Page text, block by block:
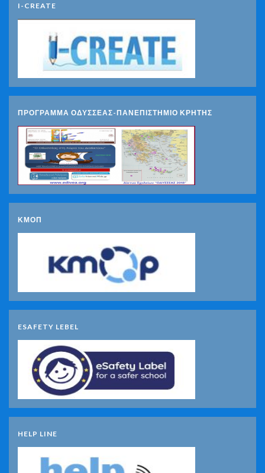
I-CREATE
ΠΡΟΓΡΑΜΜΑ ΟΔΥΣΣΕΑΣ-ΠΑΝΕΠΙΣΤΗΜΙΟ ΚΡΗΤΗΣ
ΚΜΟΠ
ESAFETY LEBEL
HELP LINE